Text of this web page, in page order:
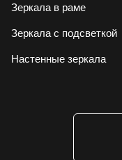
Зеркала в раме
Зеркала с подсветкой
Настенные зеркала